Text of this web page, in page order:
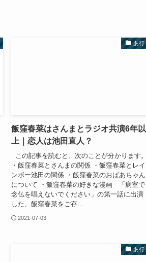
あ行
飯窪春菜はさんまとラジオ共演6年以
上｜恋人は池田直人？
この記事を読むと、次のことが分かります。
・飯窪春菜とさんまの関係 ・飯窪春菜とレイ
ンボー池田の関係 ・飯窪春菜のおばあちゃん
について ・飯窪春菜の好きな漫画 「病室で
念仏を唱えないでください」の第一話に出演
した、飯窪春菜をご存...
2021-07-03
あ行